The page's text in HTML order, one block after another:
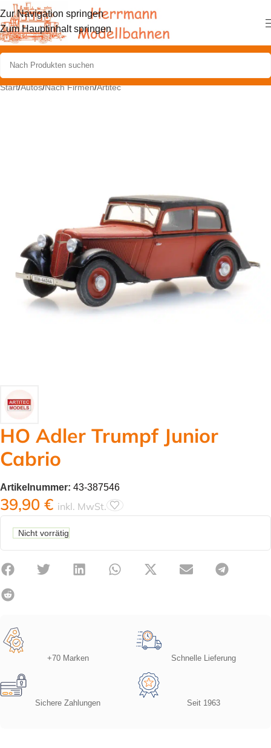
Zur Navigation springen
Zum Hauptinhalt springen
Start/Autos/Nach Firmen/Artitec
HO Adler Trumpf Junior
Cabrio
Artikelnummer: 43-387546
39,90 € inkl. MwSt.
Nicht vorrätig
+70 Marken Schnelle Lieferung
Sichere Zahlungen Seit 1963